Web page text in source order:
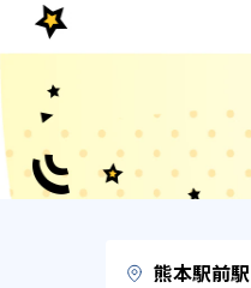
熊本駅前駅